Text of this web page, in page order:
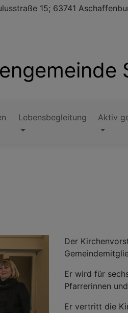
15; 63741
Lebensbegleitung Aktiv
Der
Er wird für
Pfarrerinnen
Er vertritt die